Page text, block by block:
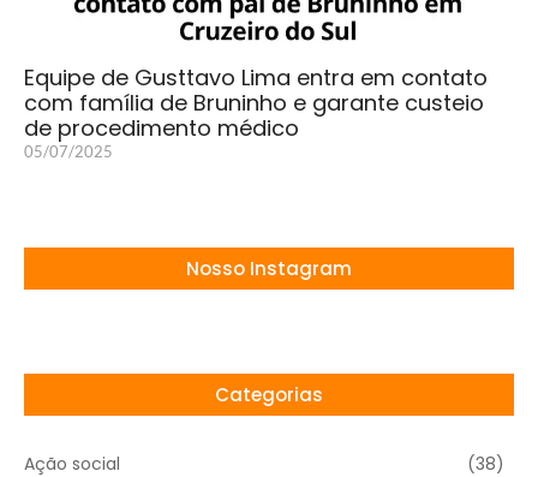
Equipe de Gusttavo Lima entra em contato
com família de Bruninho e garante custeio
de procedimento médico
05/07/2025
Nosso Instagram
Categorias
Ação social
(38)